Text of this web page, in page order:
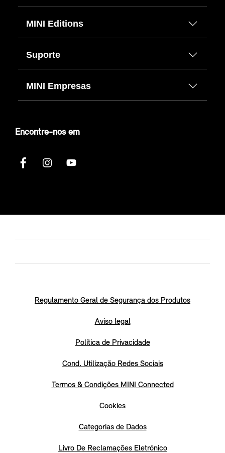
MINI Editions
Suporte
MINI Empresas
Encontre-nos em
Regulamento Geral de Segurança dos Produtos
Aviso legal
Política de Privacidade
Cond. Utilização Redes Sociais
Termos & Condições MINI Connected
Cookies
Categorias de Dados
Livro De Reclamações Eletrónico